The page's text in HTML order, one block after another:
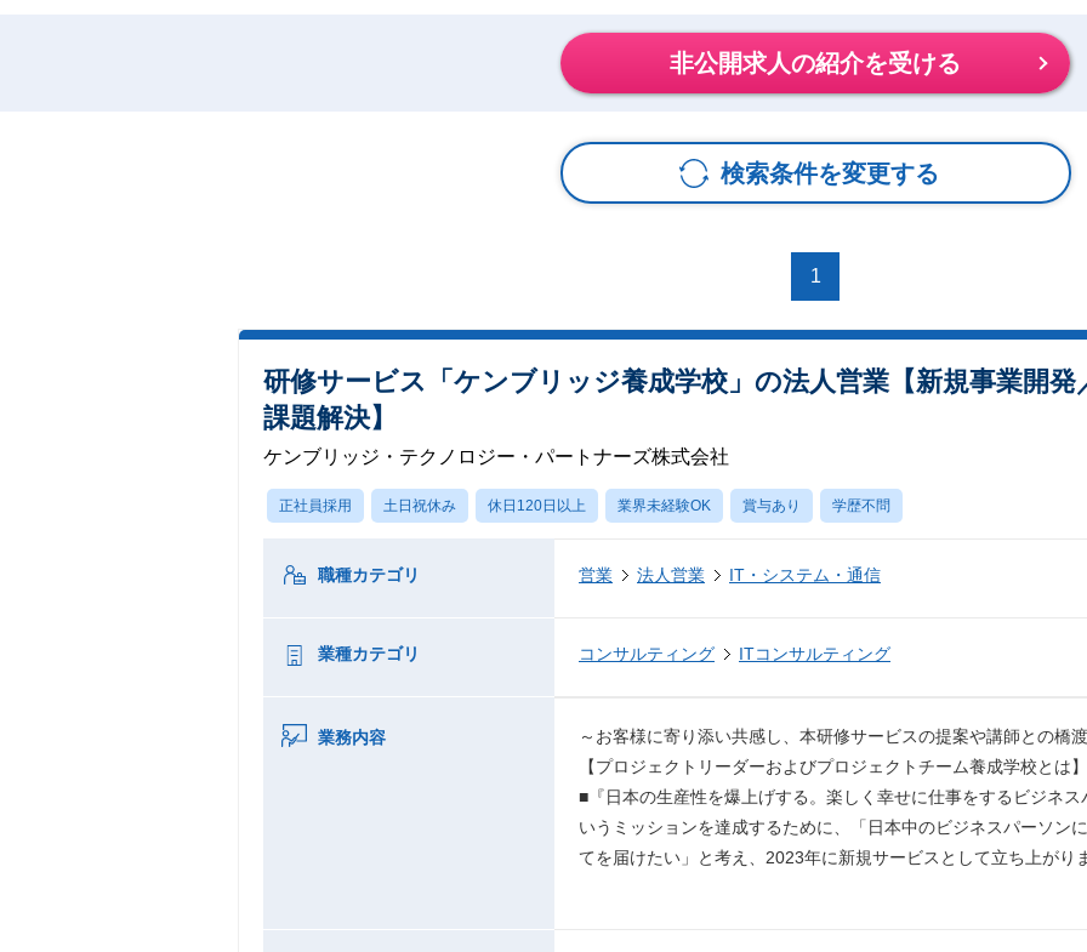
非公開求人の紹介を受ける
検索条件を変更する
1
研修サービス「ケンブリッジ養成学校」の法人営業【新規事業開
課題解決】
ケンブリッジ・テクノロジー・パートナーズ株式会社
正社員採用 土日祝休み 休日120日以上 業界未経験OK 賞与あり 学歴不問
職種カテゴリ 営業 法人営業 IT・システム・通信
業種カテゴリ コンサルティング ITコンサルティング
業務内容
～お客様に寄り添い共感し、本研修サービスの提案や講師との橋
【プロジェクトリーダーおよびプロジェクトチーム養成学校とは】
■『日本の生産性を爆上げする。楽しく幸せに仕事をするビジネ
いうミッションを達成するために、「日本中のビジネスパーソン
てを届けたい」と考え、2023年に新規サービスとして立ち上がり